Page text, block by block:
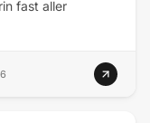
fast aller